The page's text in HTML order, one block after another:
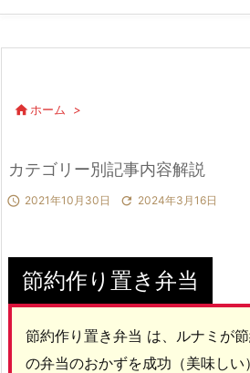
 ホーム >
カテゴリー別記事内容解説
 2021年10月30日  2024年3月16日
節約作り置き弁当
節約作り置き弁当 は、ルナミが
の弁当のおかずを成功（美味しい